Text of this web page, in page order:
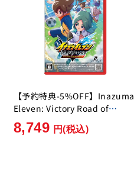
【予約特典-5%OFF】Inazuma
Eleven: Victory Road of
Heroes Nintendo Switch 2
Edition [Level-5][Switch2]
8,749 円(税込)